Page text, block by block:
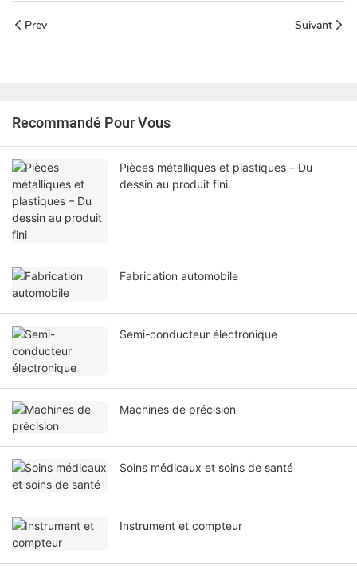
Prev Suivant
Recommandé Pour Vous
Pièces métalliques et plastiques – Du
dessin au produit fini
Fabrication automobile
Semi-conducteur électronique
Machines de précision
Soins médicaux et soins de santé
Instrument et compteur